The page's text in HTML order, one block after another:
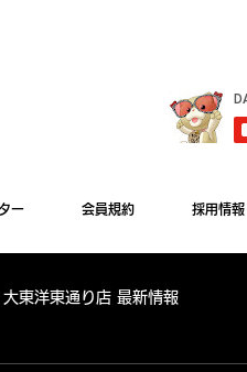
ー 会員規約 採用情報
大東洋東通り店 最新情報